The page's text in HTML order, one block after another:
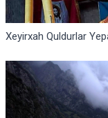
Xeyirxah Quldurlar